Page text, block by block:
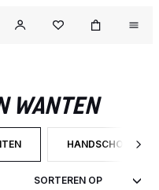
WANTEN
MOMENTEEL GEFILTERD OP
HANDSCHOENEN
FILTER OP